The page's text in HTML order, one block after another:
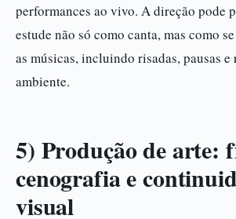
performances ao vivo. A direção pode
estude não só como canta, mas como
as músicas, incluindo risadas, pausas e
ambiente.
5) Produção de arte:
cenografia e
visual